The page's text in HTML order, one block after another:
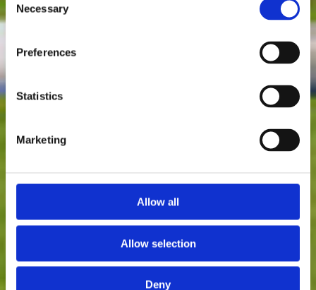
Selection
Necessary
Preferences
Statistics
Marketing
Allow all
Allow selection
Deny